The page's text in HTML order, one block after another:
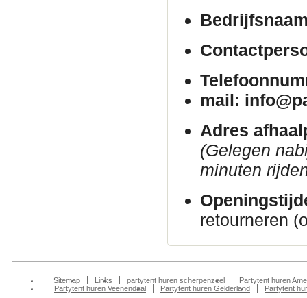
mail:
Adres
(Gelegen
minuten
retourneren
Sitemap Links partytent huren scherpenzeel
Partytent huren
Partytent huren Veenendaal
Partytent huren Gelderland Partytent